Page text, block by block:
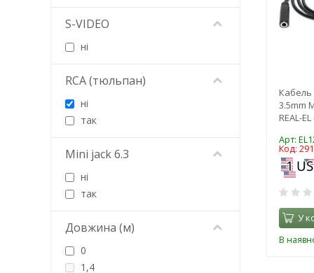
Кабель
3.5mm
REAL-
Арт:
Код:
У
В
iNeXT
InLine
Jabra
Logitech
LUMANO
Maxxter
Mikrotik
Piko
Poly
Power Queen
PowerPlant
Proove
RCI
S-VIDEO
ні
RCA (тюльпан)
ні
так
Mini jack 6.3
ні
так
Довжина (м)
0
1,4